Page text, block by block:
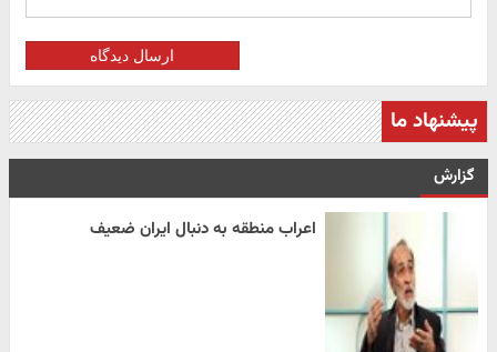
ارسال دیدگاه
پیشنهاد ما
گزارش
اعراب منطقه به دنبال ایران ضعیف